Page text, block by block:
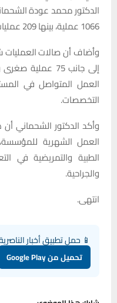
الدكتور محمد عودة
1066 عملية، بينها 209 عمليات فوق كبرى و398 عملية كبرى.
العمل المتواصل في
التخصصات.
وأكد الدكتور الشحماني
العمل الشهرية
الطبية والتمريضية في
والجراحية.
انتهى.
📱 حمل تطبيق أخبار
تحميل من Google Play